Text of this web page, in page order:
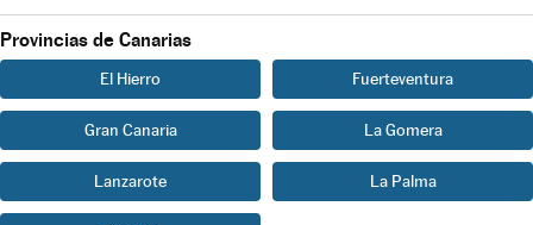
Provincias de Canarias
El Hierro Fuerteventura
Gran Canaria La Gomera
Lanzarote La Palma